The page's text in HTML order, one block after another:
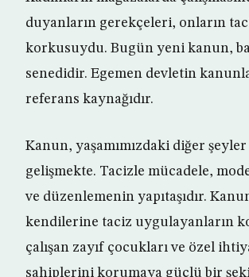
duyanların gerekçeleri, onların
korkusuydu. Bugün yeni kanun,
senedidir. Egemen devletin
referans kaynağıdır.
Kanun, yaşamımızdaki diğer
gelişmekte. Tacizle mücadele,
ve düzenlemenin yapıtaşıdır.
kendilerine taciz uygulayanların
çalışan zayıf çocukları ve özel
sahiplerini korumaya güçlü bir